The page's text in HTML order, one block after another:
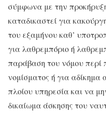
σύμφωνα με την
καταδικαστεί για
του εξαμήνου καθ’
για λαθρεμπόριο ή
παράβαση του νόμου περί
νομίσματος ή για
πλοίου υπηρεσία και να
δικαίωμα άσκησης του